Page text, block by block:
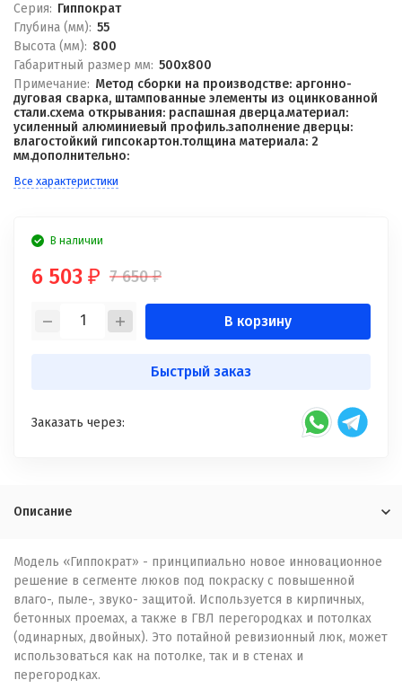
Серия: Гиппократ
Глубина (мм): 55
Высота (мм): 800
Габаритный размер мм: 500x800
Примечание: Метод сборки на производстве: аргонно-
дуговая сварка, штампованные элементы из оцинкованной
стали.схема открывания: распашная дверца.материал:
усиленный алюминиевый профиль.заполнение дверцы:
влагостойкий гипсокартон.толщина материала: 2
мм.дополнительно:
Все характеристики
В наличии
6 503 ₽ 7 650₽
В корзину
Быстрый заказ
Заказать через:
Описание
Модель «Гиппократ» - принципиально новое инновационное
решение в сегменте люков под покраску с повышенной
влаго-, пыле-, звуко- защитой. Используется в кирпичных,
бетонных проемах, а также в ГВЛ перегородках и потолках
(одинарных, двойных). Это потайной ревизионный люк, может
использоваться как на потолке, так и в стенах и
перегородках.